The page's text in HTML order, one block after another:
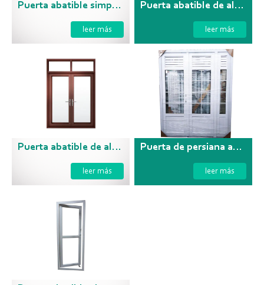
Puerta abatible simple de aluminio
leer más
Puerta abatible de aluminio
leer más
Puerta abatible de aluminio con vidrio fijo superior
leer más
Puerta de persiana abatible de PVC
leer más